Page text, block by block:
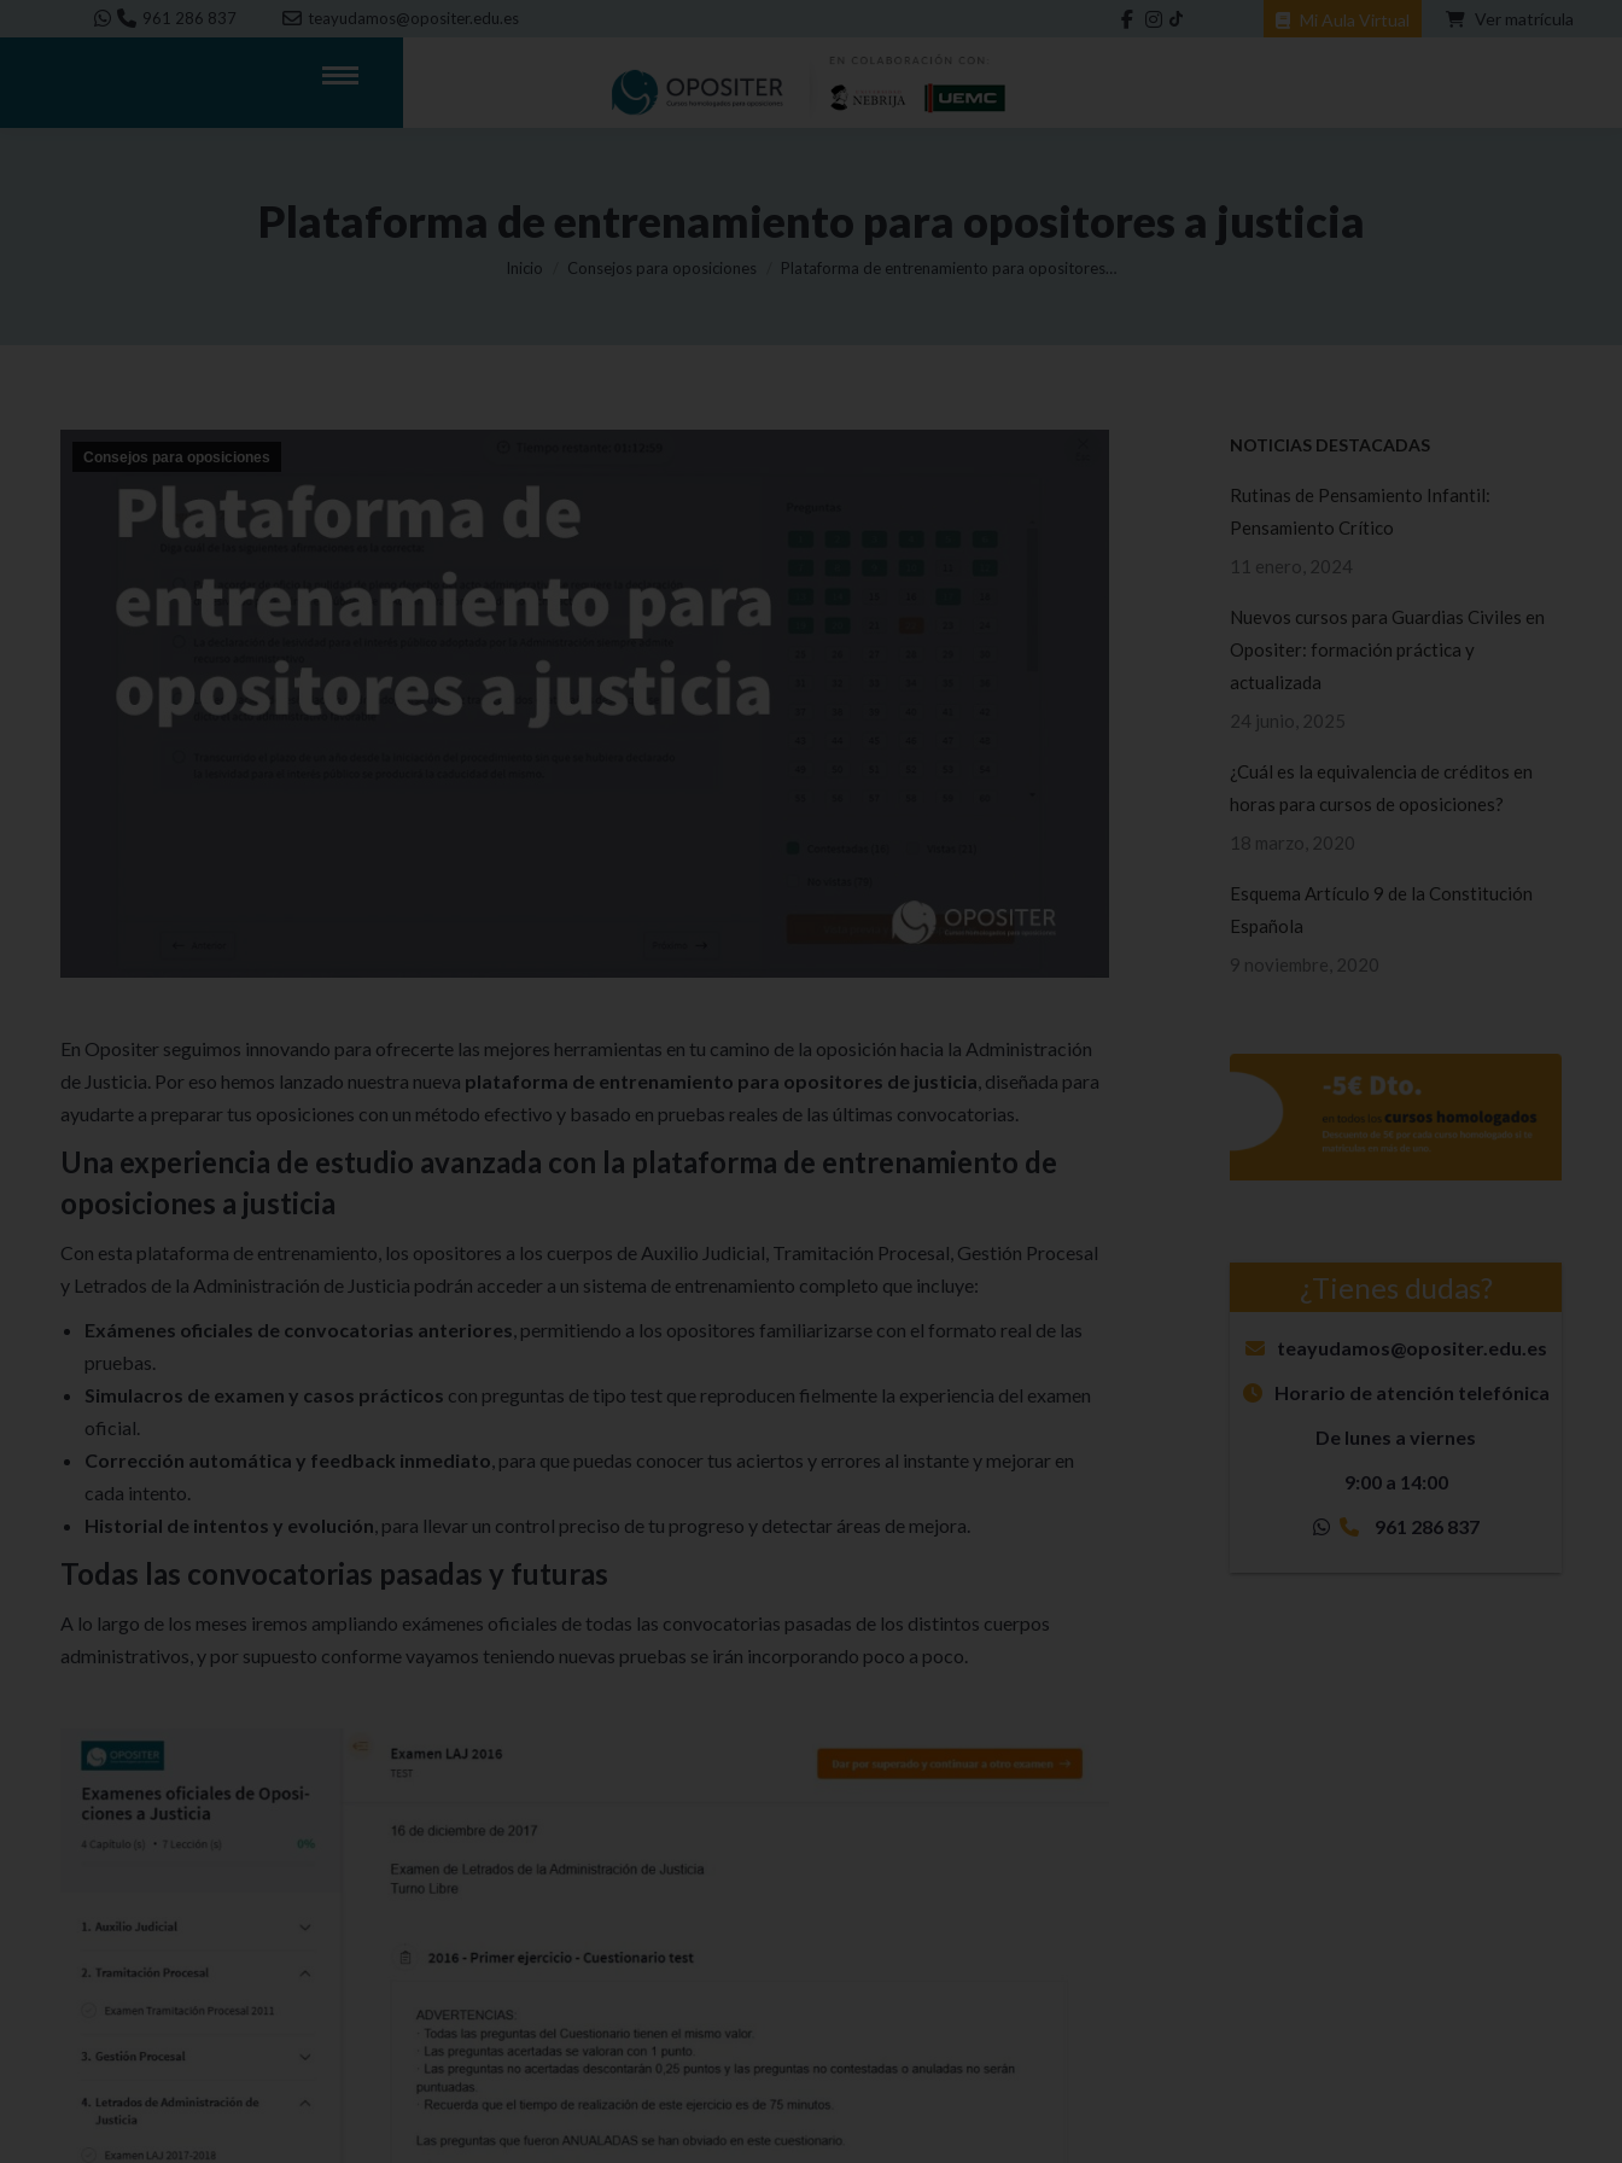
961 286 837 teayudamos@opositer.edu.es Mi Aula Virtual Ver matrícula
Plataforma de entrenamiento para opositores a justicia
Estás aquí:
Inicio Consejos para oposiciones Plataforma de entrenamiento para opositores…
Consejos para oposiciones
En Opositer seguimos innovando para ofrecerte las mejores herramientas en tu camino de la oposición hacia la Administración
de Justicia. Por eso hemos lanzado nuestra nueva plataforma de entrenamiento para opositores de justicia , diseñada para
ayudarte a preparar tus oposiciones con un método efectivo y basado en pruebas reales de las últimas convocatorias.
Una experiencia de estudio avanzada con la plataforma de entrenamiento de
oposiciones a justicia
Con esta plataforma de entrenamiento, los opositores a los cuerpos de Auxilio Judicial, Tramitación Procesal, Gestión Procesal
y Letrados de la Administración de Justicia podrán acceder a un sistema de entrenamiento completo que incluye:
Exámenes oficiales de convocatorias anteriores , permitiendo a los opositores familiarizarse con el formato real de las
pruebas.
Simulacros de examen y casos prácticos con preguntas de tipo test que reproducen fielmente la experiencia del examen
oficial.
Corrección automática y feedback inmediato , para que puedas conocer tus aciertos y errores al instante y mejorar en
cada intento.
Historial de intentos y evolución , para llevar un control preciso de tu progreso y detectar áreas de mejora.
Todas las convocatorias pasadas y futuras
A lo largo de los meses iremos ampliando exámenes oficiales de todas las convocatorias pasadas de los distintos cuerpos
administrativos, y por supuesto conforme vayamos teniendo nuevas pruebas se irán incorporando poco a poco.
NOTICIAS DESTACADAS
Rutinas de Pensamiento Infantil:
Pensamiento Crítico
11 enero, 2024
Nuevos cursos para Guardias Civiles en
Opositer: formación práctica y
actualizada
24 junio, 2025
¿Cuál es la equivalencia de créditos en
horas para cursos de oposiciones?
18 marzo, 2020
Esquema Artículo 9 de la Constitución
Española
9 noviembre, 2020
¿Tienes dudas?
teayudamos@opositer.edu.es
Horario de atención telefónica
De lunes a viernes
9:00 a 14:00
961 286 837